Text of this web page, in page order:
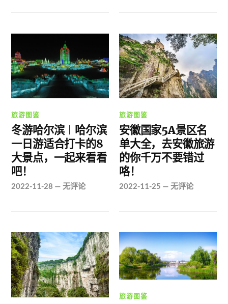
旅游图鉴
冬游哈尔滨︱哈尔滨
一日游适合打卡的8
大景点，一起来看看
吧！
2022-11-28 —无评论
旅游图鉴
安徽国家5A景区名
单大全，去安徽旅游
的你千万不要错过
咯！
2022-11-25 —无评论
旅游图鉴